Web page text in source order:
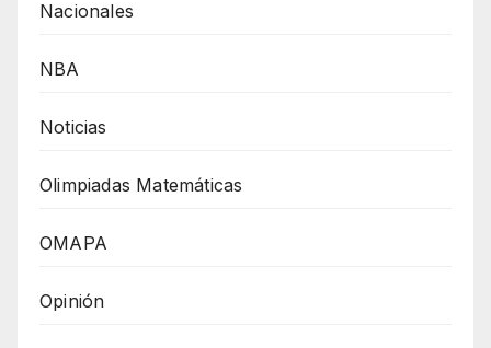
Nacionales
NBA
Noticias
Olimpiadas Matemáticas
OMAPA
Opinión